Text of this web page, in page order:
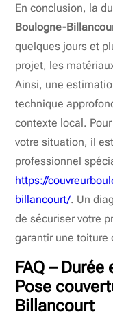
En conclusion, la
Boulogne-
quelques jours et
projet, les
Ainsi, une
technique
contexte local.
votre situation, il
professionnel
https://
billancourt/. Un
de sécuriser votre
garantir une toiture
FAQ –
Pose
Billancourt